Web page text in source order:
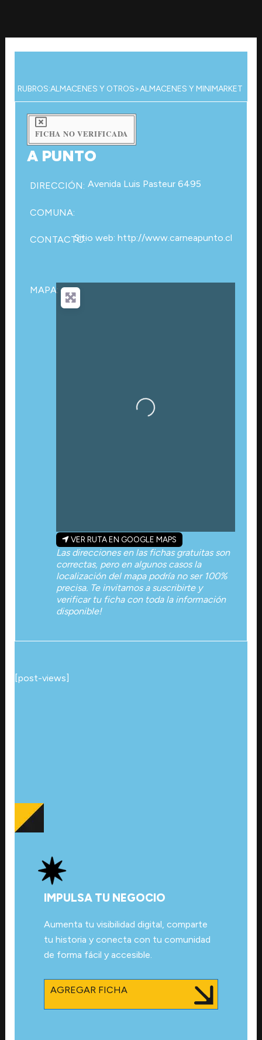
contenido
RUBROS:ALMACENES Y OTROS>ALMACENES Y MINIMARKET
FICHA NO VERIFICADA
A PUNTO
DIRECCIÓN: Avenida Luis Pasteur 6495
COMUNA:
CONTACTO:Sitio web: http://www.carneapunto.cl
MAPA:
Cargando…
VER RUTA EN GOOGLE MAPS
Las direcciones en las fichas gratuitas son
correctas, pero en algunos casos la
localización del mapa podría no ser 100%
precisa. Te invitamos a suscribirte y
verificar tu ficha con toda la información
disponible!
[post-views]
IMPULSA TU NEGOCIO
Aumenta tu visibilidad digital, comparte
tu historia y conecta con tu comunidad
de forma fácil y accesible.
AGREGAR FICHA